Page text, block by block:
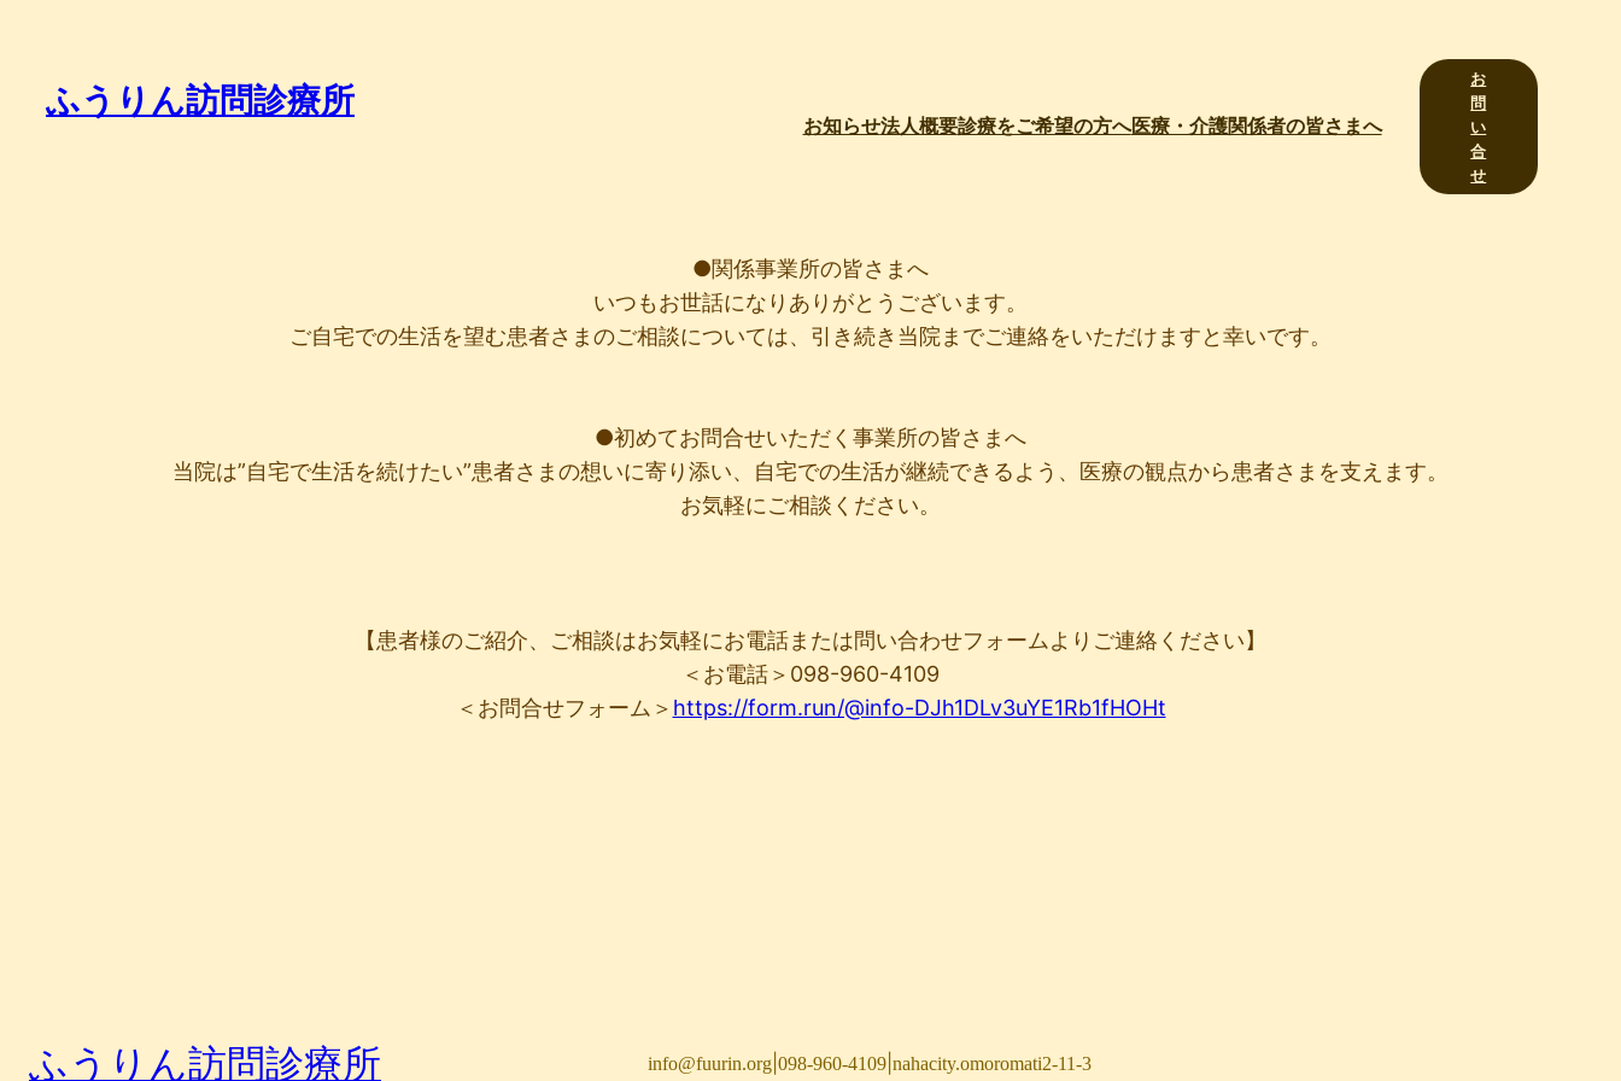
ふうりん訪問診療所
お知らせ法人概要診療をご希望の方へ医療・介護関係者の皆さまへ
お
問
い
合
せ
●関係事業所の皆さまへ
いつもお世話になりありがとうございます。
ご自宅での生活を望む患者さまのご相談については、引き続き当院までご連絡をいただけますと幸いです。
●初めてお問合せいただく事業所の皆さまへ
当院は”自宅で生活を続けたい”患者さまの想いに寄り添い、自宅での生活が継続できるよう、医療の観点から患者さまを支えます。
お気軽にご相談ください。
【患者様のご紹介、ご相談はお気軽にお電話または問い合わせフォームよりご連絡ください】
＜お電話＞098-960-4109
＜お問合せフォーム＞ https://form.run/@info-DJh1DLv3uYE1Rb1fHOHt
ふうりん訪問診療所 info@fuurin.org 098-960-4109 nahacity.omoromati2-11-3